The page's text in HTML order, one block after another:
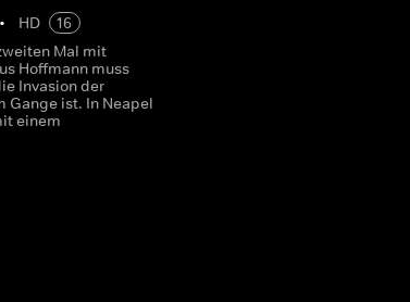
• HD
16
Mal mit
Hoffmann muss
Invasion der
Gange ist. In Neapel
einem